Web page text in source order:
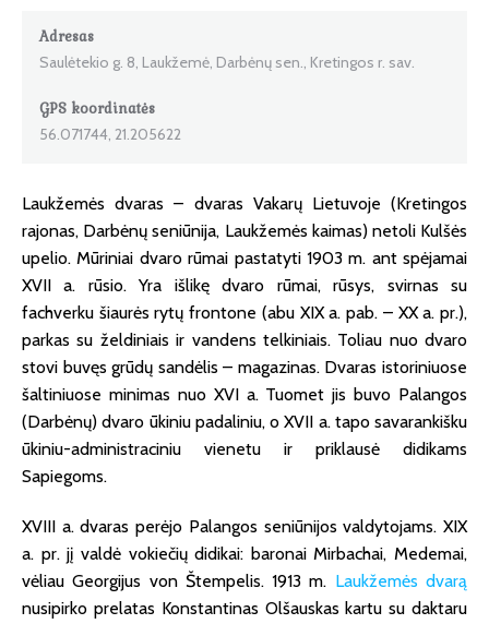
Adresas
Saulėtekio g. 8, Laukžemė, Darbėnų sen., Kretingos r. sav.
GPS koordinatės
56.071744, 21.205622
Laukžemės dvaras – dvaras Vakarų Lietuvoje (Kretingos
rajonas, Darbėnų seniūnija, Laukžemės kaimas) netoli Kulšės
upelio. Mūriniai dvaro rūmai pastatyti 1903 m. ant spėjamai
XVII a. rūsio. Yra išlikę dvaro rūmai, rūsys, svirnas su
fachverku šiaurės rytų frontone (abu XIX a. pab. – XX a. pr.),
parkas su želdiniais ir vandens telkiniais. Toliau nuo dvaro
stovi buvęs grūdų sandėlis – magazinas. Dvaras istoriniuose
šaltiniuose minimas nuo XVI a. Tuomet jis buvo Palangos
(Darbėnų) dvaro ūkiniu padaliniu, o XVII a. tapo savarankišku
ūkiniu-administraciniu vienetu ir priklausė didikams
Sapiegoms.
XVIII a. dvaras perėjo Palangos seniūnijos valdytojams. XIX
a. pr. jį valdė vokiečių didikai: baronai Mirbachai, Medemai,
vėliau Georgijus von Štempelis. 1913 m. Laukžemės dvarą
nusipirko prelatas Konstantinas Olšauskas kartu su daktaru